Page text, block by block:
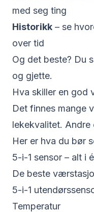
med seg ting
Historikk – se
over tid
Og det beste? Du
og gjette.
Hva skiller en god
Det finnes mange
lekekvalitet. Andre
Her er hva du bør
5-i-1 sensor – alt i
De beste
5-i-1
Temperatur